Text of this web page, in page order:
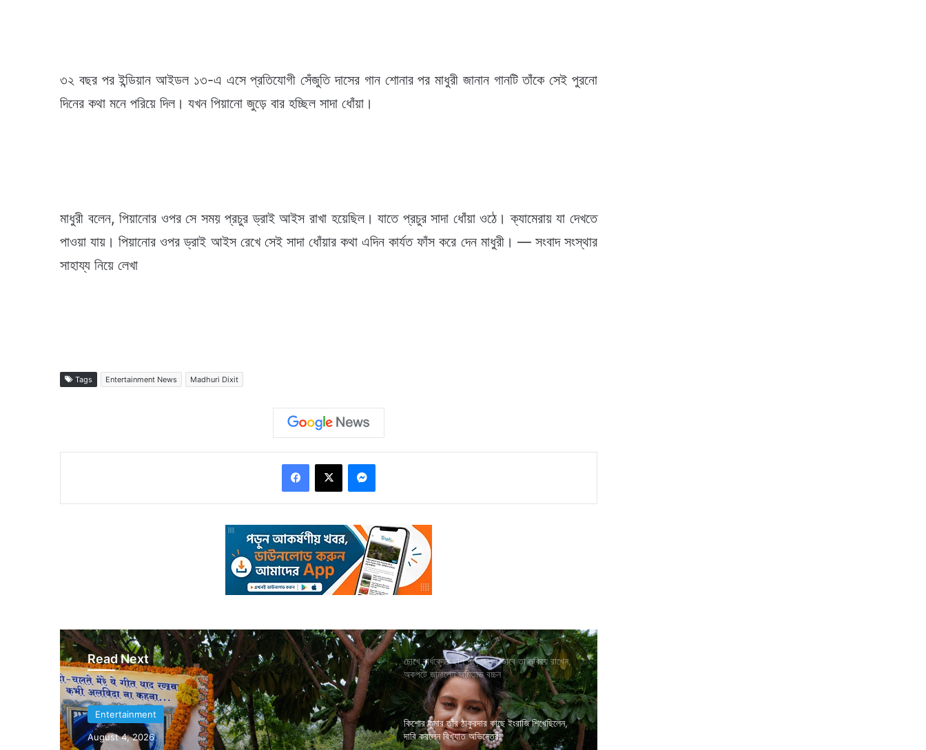
৩২ বছর পর ইন্ডিয়ান আইডল ১৩-এ এসে প্রতিযোগী সেঁজুতি দাসের গান শোনার পর মাধুরী জানান গানটি তাঁকে সেই পুরনো
দিনের কথা মনে পরিয়ে দিল। যখন পিয়ানো জুড়ে বার হচ্ছিল সাদা ধোঁয়া।
মাধুরী বলেন, পিয়ানোর ওপর সে সময় প্রচুর ড্রাই আইস রাখা হয়েছিল। যাতে প্রচুর সাদা ধোঁয়া ওঠে। ক্যামেরায় যা দেখতে
পাওয়া যায়। পিয়ানোর ওপর ড্রাই আইস রেখে সেই সাদা ধোঁয়ার কথা এদিন কার্যত ফাঁস করে দেন মাধুরী। — সংবাদ সংস্থার
সাহায্য নিয়ে লেখা
Tags Entertainment News Madhuri Dixit
Read Next
Entertainment
Entertainment
August 4, 2026
চোখে বার্ধক্যের ছাপ পড়েছে, কীভাবে তা লুকিয়ে রাখেন,
অকপটে জানালেন অমিতাভ বচ্চন
কিশোর কুমার তাঁর ঠাকুরদার কাছে ইংরাজি শিখেছিলেন,
দাবি করলেন বিখ্যাত অভিনেত্রী